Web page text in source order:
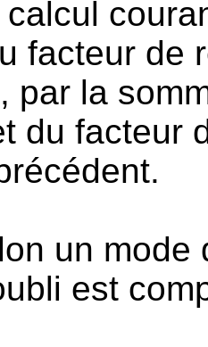
facteur de
par la
du facteur
un mode
est